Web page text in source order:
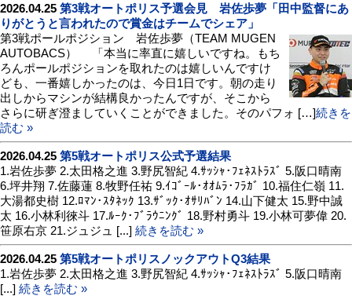
2026.04.25 第3戦オートポリス予選会見 岩佐歩夢「田中監督にあ
りがとうと言われたので賞金はチームでシェア」
第3戦ポールポジション 岩佐歩夢（TEAM MUGEN
AUTOBACS） 「本当に率直に嬉しいですね。もち
ろんポールポジションを取れたのは嬉しいんですけ
ども、一番嬉しかったのは、今日1日です。朝の走り
出しからマシンが結構良かったんですが、そこから
さらに研ぎ澄ましていくことができました。そのパフォ […]続きを
読む »
2026.04.25 第5戦オートポリス公式予選結果
1.岩佐歩夢 2.太田格之進 3.野尻智紀 4.ｻｯｼｬ･ﾌｪﾈｽﾄﾗｽﾞ 5.阪口晴南
6.坪井翔 7.佐藤蓮 8.牧野任祐 9.ｲｺﾞｰﾙ･ｵｵﾑﾗ･ﾌﾗｶﾞ 10.福住仁嶺 11.
大湯都史樹 12.ﾛﾏﾝ･ｽﾀﾈｯｸ 13.ｻﾞｯｸ･ｵｻﾘﾊﾞﾝ 14.山下健太 15.野中誠
太 16.小林利徠斗 17.ﾙｰｸ･ﾌﾞﾗｳﾆﾝｸﾞ 18.野村勇斗 19.小林可夢偉 20.
笹原右京 21.ジュジュ [...] 続きを読む »
2026.04.25 第5戦オートポリスノックアウトQ3結果
1.岩佐歩夢 2.太田格之進 3.野尻智紀 4.ｻｯｼｬ･ﾌｪﾈｽﾄﾗｽﾞ 5.阪口晴南
[...] 続きを読む »